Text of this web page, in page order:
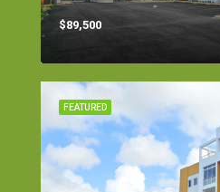
$89,500
FEATURED